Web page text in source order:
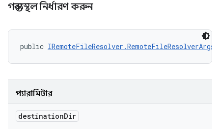
গন্তব্যস্থল নির্ধারণ করুন
public IRemoteFileResolver.RemoteFileResolverArgs
প্যারামিটার
destinationDir